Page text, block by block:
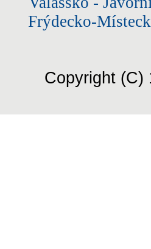
Frýdecko-
Copyright (C)